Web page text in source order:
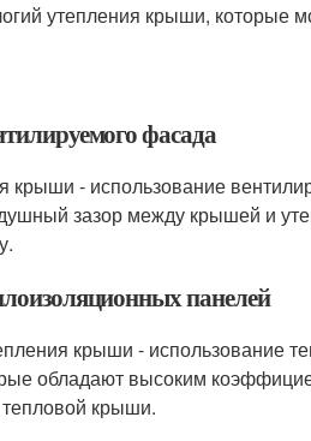
утепления крыши, которые
фасада
крыши - использование
зазор между крышей и
панелей
крыши - использование
обладают высоким
крыши.